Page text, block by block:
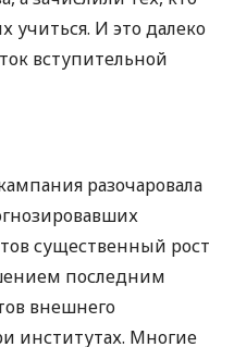
учиться. И это далеко
вступительной
разочаровала
существенный рост
последним
внешнего
институтах. Многие